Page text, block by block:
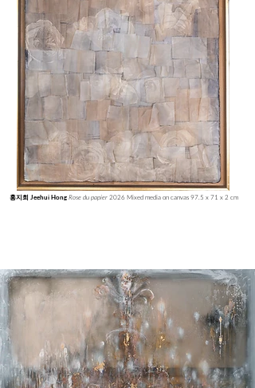
홍지희 Jeehui Hong Rose du papier2026 Mixed media on canvas 97.5 x 71 x 2 cm